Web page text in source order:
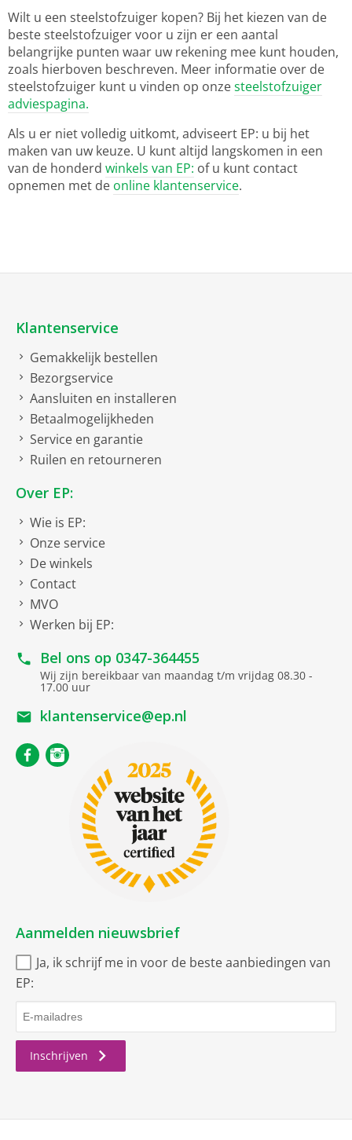
Wilt u een steelstofzuiger kopen? Bij het kiezen van de
beste steelstofzuiger voor u zijn er een aantal
belangrijke punten waar uw rekening mee kunt houden,
zoals hierboven beschreven. Meer informatie over de
steelstofzuiger kunt u vinden op onzesteelstofzuiger
adviespagina.
Als u er niet volledig uitkomt, adviseert EP: u bij het
maken van uw keuze. U kunt altijd langskomen in een
van de honderd winkels van EP: of u kunt contact
opnemen met de online klantenservice.
Klantenservice
Gemakkelijk bestellen
Bezorgservice
Aansluiten en installeren
Betaalmogelijkheden
Service en garantie
Ruilen en retourneren
Over EP:
Wie is EP:
Onze service
De winkels
Contact
MVO
Werken bij EP:
Bel ons op 0347-364455
Wij zijn bereikbaar van maandag t/m vrijdag 08.30 -
17.00 uur
klantenservice@ep.nl
Aanmelden nieuwsbrief
Ja, ik schrijf me in voor de beste aanbiedingen van
EP:
Inschrijven